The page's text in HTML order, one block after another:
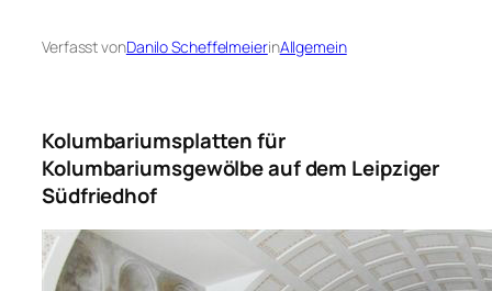
Verfasst vonDanilo ScheffelmeierinAllgemein
Kolumbariumsplatten für
Kolumbariumsgewölbe auf dem Leipziger
Südfriedhof